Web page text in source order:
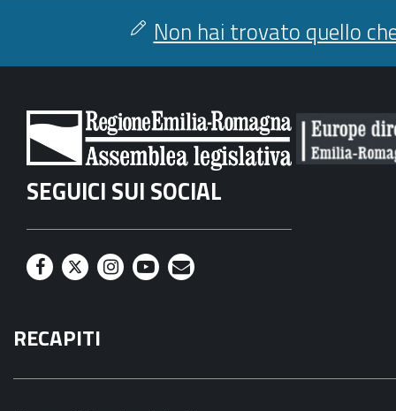
Non hai trovato quello
SEGUICI SUI SOCIAL
F
c
e
T
i
t
I
t
Y
t
M
l
RECAPITI